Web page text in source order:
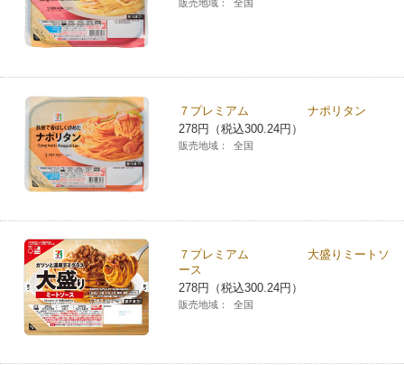
販売地域： 全国
７プレミアム ナポリタン
278円（税込300.24円）
販売地域： 全国
７プレミアム 大盛りミートソ
ース
278円（税込300.24円）
販売地域： 全国